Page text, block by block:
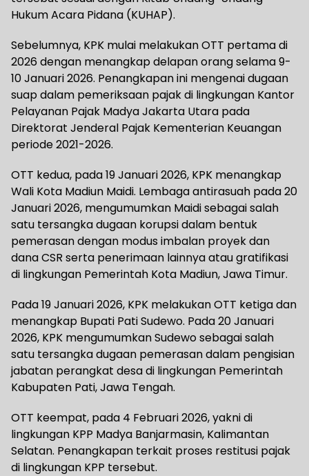
Hukum Acara Pidana (KUHAP).
Sebelumnya, KPK mulai melakukan OTT pertama di
2026 dengan menangkap delapan orang selama 9-
10 Januari 2026. Penangkapan ini mengenai dugaan
suap dalam pemeriksaan pajak di lingkungan Kantor
Pelayanan Pajak Madya Jakarta Utara pada
Direktorat Jenderal Pajak Kementerian Keuangan
periode 2021-2026.
OTT kedua, pada 19 Januari 2026, KPK menangkap
Wali Kota Madiun Maidi. Lembaga antirasuah pada 20
Januari 2026, mengumumkan Maidi sebagai salah
satu tersangka dugaan korupsi dalam bentuk
pemerasan dengan modus imbalan proyek dan
dana CSR serta penerimaan lainnya atau gratifikasi
di lingkungan Pemerintah Kota Madiun, Jawa Timur.
Pada 19 Januari 2026, KPK melakukan OTT ketiga dan
menangkap Bupati Pati Sudewo. Pada 20 Januari
2026, KPK mengumumkan Sudewo sebagai salah
satu tersangka dugaan pemerasan dalam pengisian
jabatan perangkat desa di lingkungan Pemerintah
Kabupaten Pati, Jawa Tengah.
OTT keempat, pada 4 Februari 2026, yakni di
lingkungan KPP Madya Banjarmasin, Kalimantan
Selatan. Penangkapan terkait proses restitusi pajak
di lingkungan KPP tersebut.